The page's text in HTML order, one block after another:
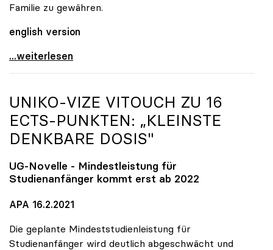
Familie zu gewähren.
english version
uniko fordert Freilassung und faires Verfahren für
...weiterlesen
UNIKO-VIZE VITOUCH ZU 16
ECTS-PUNKTEN: „KLEINSTE
DENKBARE DOSIS"
UG-Novelle - Mindestleistung für
Studienanfänger kommt erst ab 2022
APA 16.2.2021
Die geplante Mindeststudienleistung für
Studienanfänger wird deutlich abgeschwächt und